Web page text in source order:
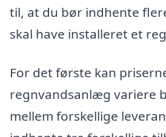
til, at du bør indhente
skal have installeret et
For det første kan
regnvandsanlæg variere
mellem forskellige